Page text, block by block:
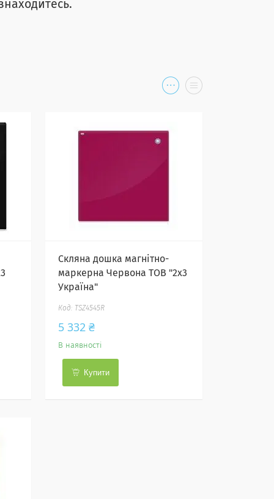
Скляна дошка магнітно-
маркерна Червона ТОВ "2х3
Україна"
TSZ4545R
5 332 ₴
В наявності
Купити